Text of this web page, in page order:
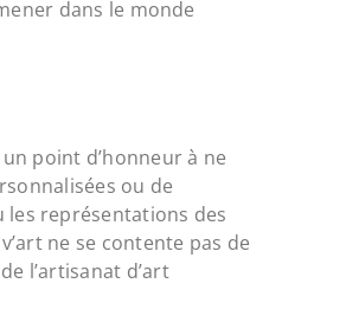
dans le monde
point d’honneur à ne
ou de
représentations des
ne se contente pas de
l’artisanat d’art